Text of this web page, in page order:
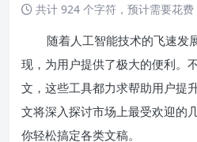
共计 924 个字符，预计需要花费
随着人工智能技术的飞速发
现，为用户提供了极大的便利。
文，这些工具都力求帮助用户提
文将深入探讨市场上最受欢迎的
你轻松搞定各类文稿。